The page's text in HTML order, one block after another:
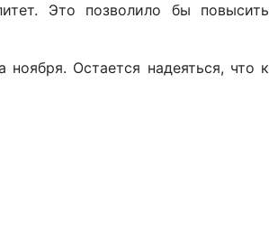
Это позволило бы повысить
Остается надеяться, что к